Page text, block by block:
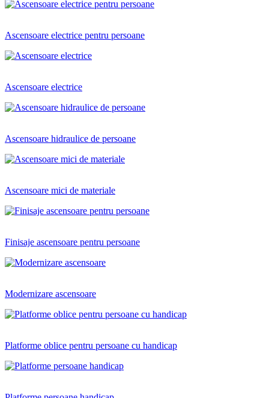
Ascensoare electrice pentru persoane
Ascensoare electrice
Ascensoare hidraulice de persoane
Ascensoare mici de materiale
Finisaje ascensoare pentru persoane
Modernizare ascensoare
Platforme oblice pentru persoane cu handicap